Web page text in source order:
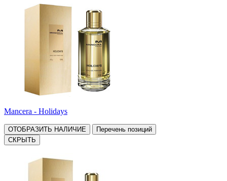
Mancera - Holidays
ОТОБРАЗИТЬ НАЛИЧИЕ
Перечень позиций
СКРЫТЬ